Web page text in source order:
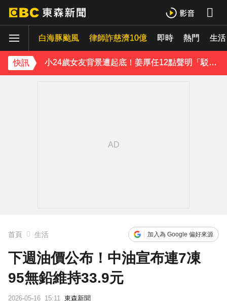
白海豚颱風 律師詐慈濟10億 即時 熱門 生活
快訊
下載東森App，隨時掌握天下大小事！
小24歲女友背景遭起底！姜厚任12點聲明「駁小三傳聞」：你在講三小？
首頁 生活 加入為 Google 偏好來源
下週油價公布！中油宣布連7凍
95無鉛維持33.9元
2026-05-16 15:11 東森新聞